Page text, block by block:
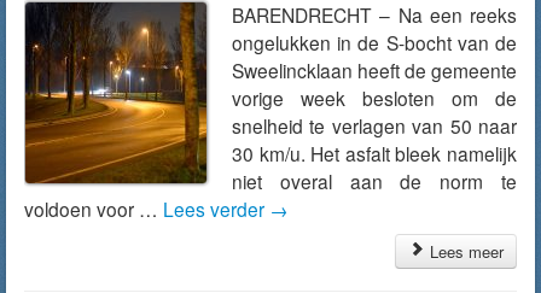
BARENDRECHT – Na een reeks
ongelukken in de S-bocht van de
Sweelincklaan heeft de gemeente
vorige week besloten om de
snelheid te verlagen van 50 naar
30 km/u. Het asfalt bleek namelijk
niet overal aan de norm te
voldoen voor … Lees verder →
Lees meer